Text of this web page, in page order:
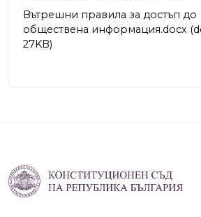
Вътрешни правила за достъп до
обществена информация.docx
27KB)